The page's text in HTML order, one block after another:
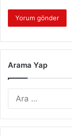
Arama Yap